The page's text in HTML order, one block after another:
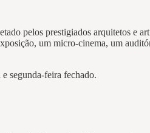
pelos prestigiados arquitetos e
um micro-cinema, um
segunda-feira fechado.